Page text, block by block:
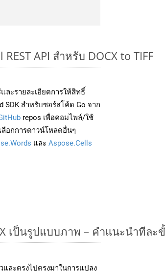
API สำหรับ DOCX to TIFF
ละรายละเอียดการให้สิทธิ์
SDK สำหรับซอร์สโค้ด Go จาก
repos เพื่อคอมไพล์/ใช้
ลือกการดาวน์โหลดอื่นๆ
และ Aspose.Cells
เป็นรูปแบบภาพ – คำแนะนำทีล
และตรงไปตรงมาในการแปลง